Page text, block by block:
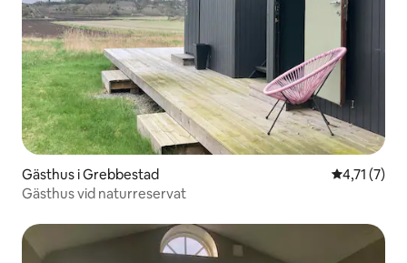
Gästhus i Grebbestad 4,71 av 5 i
4,71 (7)
Gästhus vid naturreservat